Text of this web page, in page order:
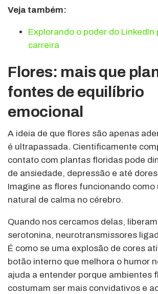
Veja também:
Explorando o poder do LinkedIn
carreira
Flores: mais que
fontes de equilíbrio
emocional
A ideia de que flores são apenas
é ultrapassada. Cientificamente
contato com plantas floridas pode
de ansiedade, depressão e até
Imagine as flores funcionando como
natural de calma no cérebro.
Quando nos cercamos delas,
serotonina, neurotransmissores
É como se uma explosão de cores
botão interno que melhora o humor
ajuda a entender porque ambientes
costumam ser mais convidativos e